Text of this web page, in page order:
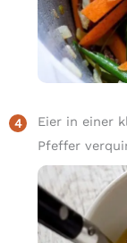
Eier in einer
Pfeffer